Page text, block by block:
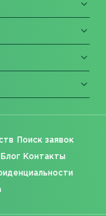
Поиск заявок
Блог Контакты